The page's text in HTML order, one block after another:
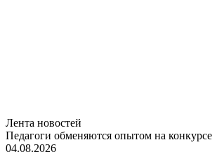
Лента новостей
Педагоги обменяются опытом на конкурсе
04.08.2026